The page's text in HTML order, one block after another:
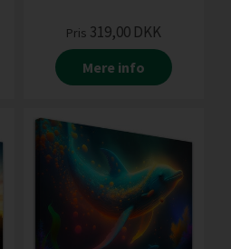
Pris 319,00 DKK
Mere info